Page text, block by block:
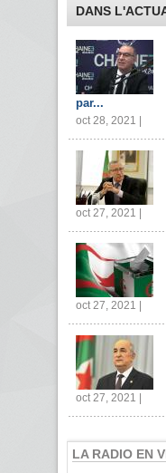
DANS
par...
oct 28, 2021 |
oct 27, 2021 |
oct 27, 2021 |
oct 27, 2021 |
LA RADIO EN